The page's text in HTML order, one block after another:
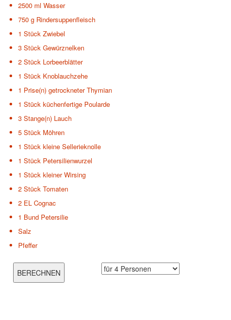
2500 ml Wasser
750 g Rindersuppenfleisch
1 Stück Zwiebel
3 Stück Gewürznelken
2 Stück Lorbeerblätter
1 Stück Knoblauchzehe
1 Prise(n) getrockneter Thymian
1 Stück küchenfertige Poularde
3 Stange(n) Lauch
5 Stück Möhren
1 Stück kleine Sellerieknolle
1 Stück Petersilienwurzel
1 Stück kleiner Wirsing
2 Stück Tomaten
2 EL Cognac
1 Bund Petersilie
Salz
Pfeffer